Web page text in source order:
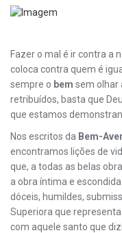
Fazer o mal é ir contra a
coloca contra quem é
sempre o bem sem olhar
retribuídos, basta que
que estamos
Nos escritos da Bem-
encontramos lições de
que, a todas as belas
a obra íntima e
dóceis, humildes,
Superiora que
com aquele santo que